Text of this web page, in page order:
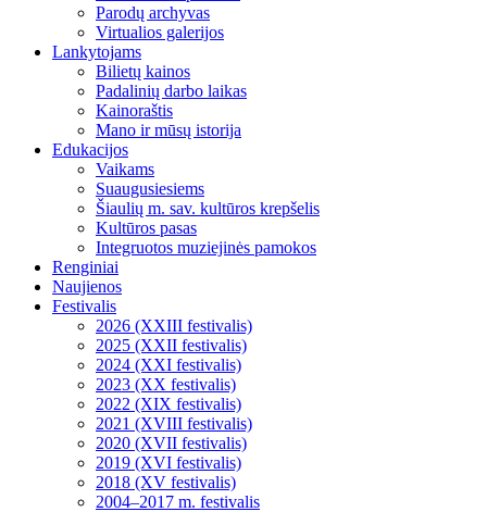
Parodų archyvas
Virtualios galerijos
Lankytojams
Bilietų kainos
Padalinių darbo laikas
Kainoraštis
Mano ir mūsų istorija
Edukacijos
Vaikams
Suaugusiesiems
Šiaulių m. sav. kultūros krepšelis
Kultūros pasas
Integruotos muziejinės pamokos
Renginiai
Naujienos
Festivalis
2026 (XXIII festivalis)
2025 (XXII festivalis)
2024 (XXI festivalis)
2023 (XX festivalis)
2022 (XIX festivalis)
2021 (XVIII festivalis)
2020 (XVII festivalis)
2019 (XVI festivalis)
2018 (XV festivalis)
2004–2017 m. festivalis